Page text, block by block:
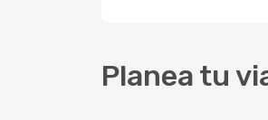
Planea tu